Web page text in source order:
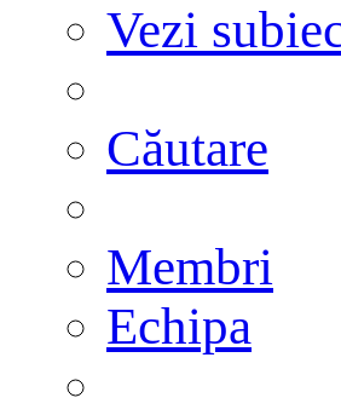
Vezi
Căutare
Membri
Echipa